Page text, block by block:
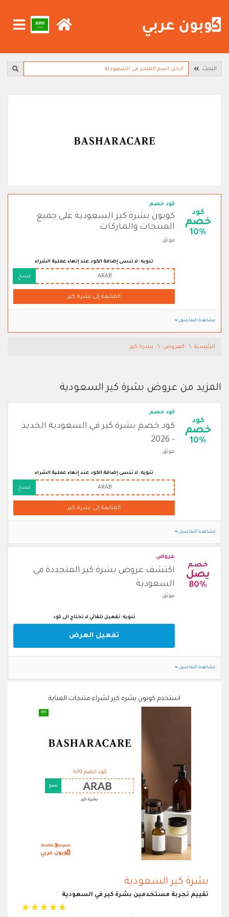
البحث
كود
خصم
10%
كود خصم
كوبون بشرة كير السعودية على جميع
المنتجات والماركات
موثق
تنويه: لا تنسى إضافة الكود عند إنهاء عملية الشراء
ARAB نسخ
المتابعة إلى بشرة كير
مشاهدة التفاصيل
الرئيسية العروض بشرة كير
المزيد من عروض بشرة كير السعودية
كود
خصم
10%
كود خصم
كود خصم بشرة كير في السعودية الجديد
- 2026
موثق
تنويه: لا تنسى إضافة الكود عند إنهاء عملية الشراء
ARAB نسخ
المتابعة إلى بشرة كير
مشاهدة التفاصيل
خصم
يصل
80%
عروض
اكتشف عروض بشرة كير المتجددة في
السعودية
موثق
تنويه: تفعيل تلقائي لا تحتاج الى كود
تفعيل العرض
مشاهدة التفاصيل
استخدم كوبون بشره كير لشراء منتجات العناية
بشرة كير السعودية
تقييم تجربة مستخدمين بشرة كير في السعودية
☆ ☆ ☆ ☆ ☆